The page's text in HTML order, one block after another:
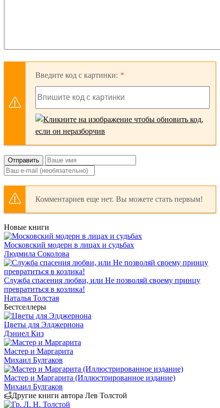
Введите код с картинки:
Отправить
Комментариев еще нет. Вы можете стать первым!
Новые книги
Московский модерн в лицах и судьбах
Людмила Соколова
Служба спасения любви, или Не позволяй своему принцу
превратиться в козлика!
Наталья Толстая
Бестселлеры
Цветы для Элджернона
Дэниел Киз
Мастер и Маргарита
Михаил Булгаков
Мастер и Маргарита (Иллюстрированное издание)
Михаил Булгаков
Другие книги автора Лев Толстой